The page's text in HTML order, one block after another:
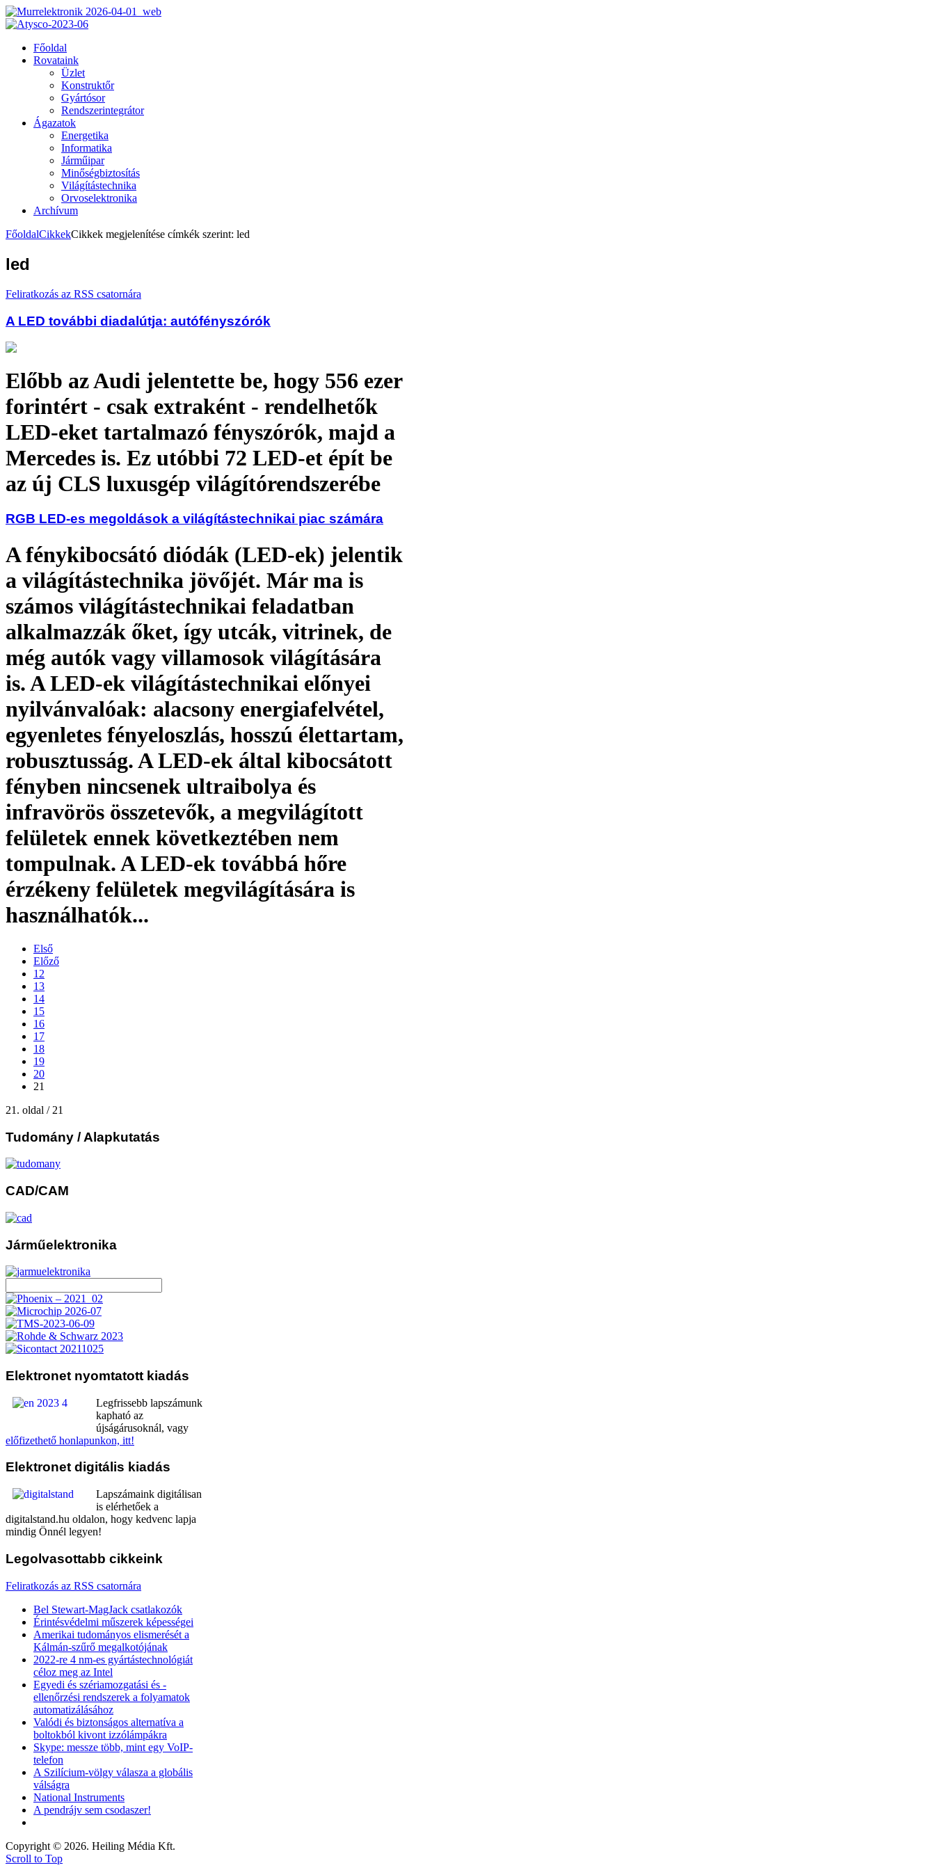
Főoldal
Rovataink
Üzlet
Konstruktőr
Gyártósor
Rendszerintegrátor
Ágazatok
Energetika
Informatika
Járműipar
Minőségbiztosítás
Világítástechnika
Orvoselektronika
Archívum
FőoldalCikkekCikkek megjelenítése címkék szerint: led
led
Feliratkozás az RSS csatornára
A LED további diadalútja: autófényszórók
Előbb az Audi jelentette be, hogy 556 ezer
forintért - csak extraként - rendelhetők
LED-eket tartalmazó fényszórók, majd a
Mercedes is. Ez utóbbi 72 LED-et épít be
az új CLS luxusgép világítórendszerébe
RGB LED-es megoldások a világítástechnikai piac számára
A fénykibocsátó diódák (LED-ek) jelentik
a világítástechnika jövőjét. Már ma is
számos világítástechnikai feladatban
alkalmazzák őket, így utcák, vitrinek, de
még autók vagy villamosok világítására
is. A LED-ek világítástechnikai előnyei
nyilvánvalóak: alacsony energiafelvétel,
egyenletes fényeloszlás, hosszú élettartam,
robusztusság. A LED-ek által kibocsátott
fényben nincsenek ultraibolya és
infravörös összetevők, a megvilágított
felületek ennek következtében nem
tompulnak. A LED-ek továbbá hőre
érzékeny felületek megvilágítására is
használhatók...
Első
Előző
12
13
14
15
16
17
18
19
20
21
21. oldal / 21
Tudomány / Alapkutatás
CAD/CAM
Járműelektronika
Elektronet nyomtatott kiadás
Legfrissebb lapszámunk
kapható az
újságárusoknál, vagy
előfizethető honlapunkon, itt!
Elektronet digitális kiadás
Lapszámaink digitálisan
is elérhetőek a
digitalstand.hu oldalon, hogy kedvenc lapja
mindig Önnél legyen!
Legolvasottabb cikkeink
Feliratkozás az RSS csatornára
Bel Stewart-MagJack csatlakozók
Érintésvédelmi műszerek képességei
Amerikai tudományos elismerését a
Kálmán-szűrő megalkotójának
2022-re 4 nm-es gyártástechnológiát
céloz meg az Intel
Egyedi és szériamozgatási és -
ellenőrzési rendszerek a folyamatok
automatizálásához
Valódi és biztonságos alternatíva a
boltokból kivont izzólámpákra
Skype: messze több, mint egy VoIP-
telefon
A Szilícium-völgy válasza a globális
válságra
National Instruments
A pendrájv sem csodaszer!
Copyright © 2026. Heiling Média Kft.
Scroll to Top